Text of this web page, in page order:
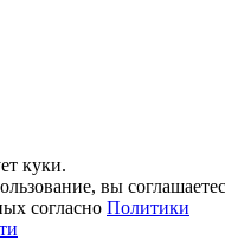
куки.
вы
согласно Политики